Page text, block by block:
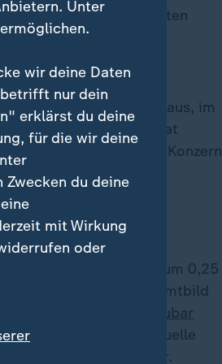
zurückholen. Experten
dauert - während
treffen können.
Zöllen und geht davon aus, im
zu müssen. Alcoa hat
Indiana, die der Konzern
(EZB) den Leitzins um 0,25
wirtschaftliche Gesamtbild
relativ überschaubar
Interview. Für die aktuelle
relevanter, ergänzt er.
Unter
wir deine Daten
nur dein
erklärst du deine
für die wir deine
du deine
mit Wirkung
oder